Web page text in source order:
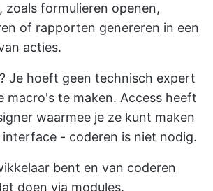
zoals formulieren openen,
of rapporten genereren in een
acties.
Je hoeft geen technisch expert
macro's te maken. Access heeft
waarmee je ze kunt maken
interface - coderen is niet nodig.
bent en van coderen
doen via modules.